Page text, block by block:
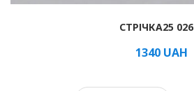
СТРІЧКА25 026
1340UAH